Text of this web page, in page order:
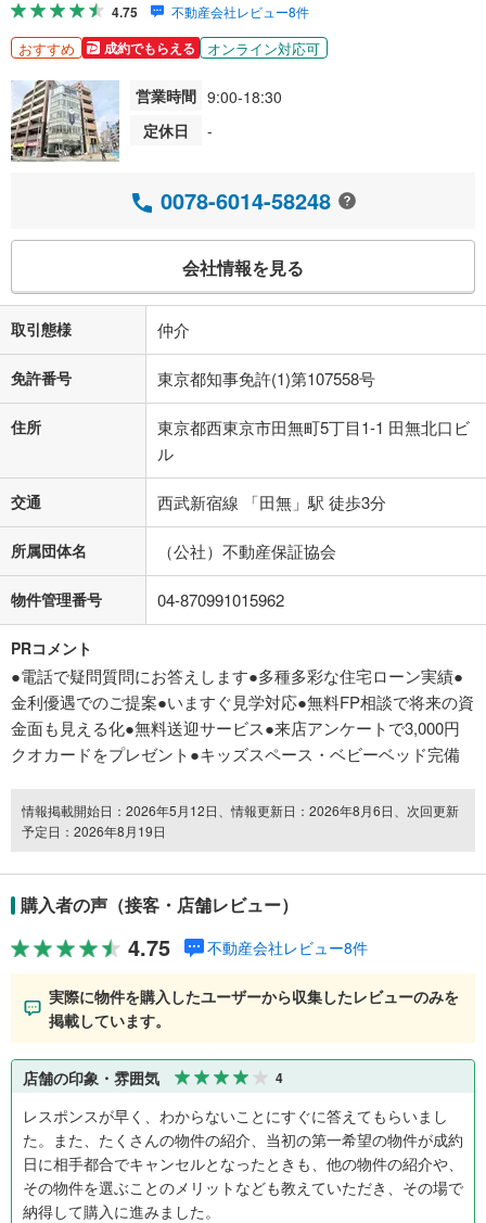
4.75 不動産会社レビュー8件
おすすめ 成約でもらえる オンライン対応可
営業時間 9:00-18:30
定休日
-
0078-6014-58248
会社情報を見る
取引態様 仲介
免許番号 東京都知事免許(1)第107558号
住所
東京都西東京市田無町5丁目1-1 田無北口ビ
ル
交通 西武新宿線 「田無」駅 徒歩3分
所属団体名 （公社）不動産保証協会
物件管理番号 04-870991015962
PRコメント
●電話で疑問質問にお答えします●多種多彩な住宅ローン実績●
金利優遇でのご提案●いますぐ見学対応●無料FP相談で将来の資
金面も見える化●無料送迎サービス●来店アンケートで3,000円
クオカードをプレゼント●キッズスペース・ベビーベッド完備
情報掲載開始日：2026年5月12日、情報更新日：2026年8月6日、次回更新
予定日：2026年8月19日
購入者の声（接客・店舗レビュー）
4.75 不動産会社レビュー8件
実際に物件を購入したユーザーから収集したレビューのみを
掲載しています。
店舗の印象・雰囲気 4
レスポンスが早く、わからないことにすぐに答えてもらいまし
た。また、たくさんの物件の紹介、当初の第一希望の物件が成約
日に相手都合でキャンセルとなったときも、他の物件の紹介や、
その物件を選ぶことのメリットなども教えていただき、その場で
納得して購入に進みました。